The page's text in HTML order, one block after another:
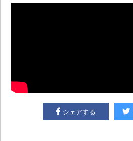
シェアする